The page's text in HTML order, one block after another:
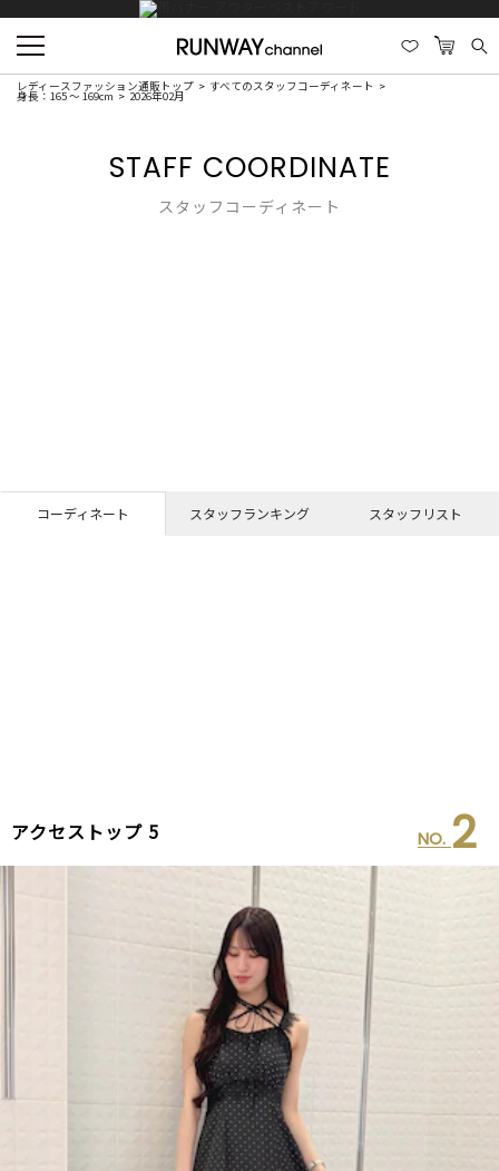
レディースファッション通販トップ すべてのスタッフコーディネート
身長：165 ～ 169cm 2026年02月
STAFF COORDINATE
スタッフコーディネート
コーディネート スタッフランキング スタッフリスト
アクセストップ 5 NO. 2